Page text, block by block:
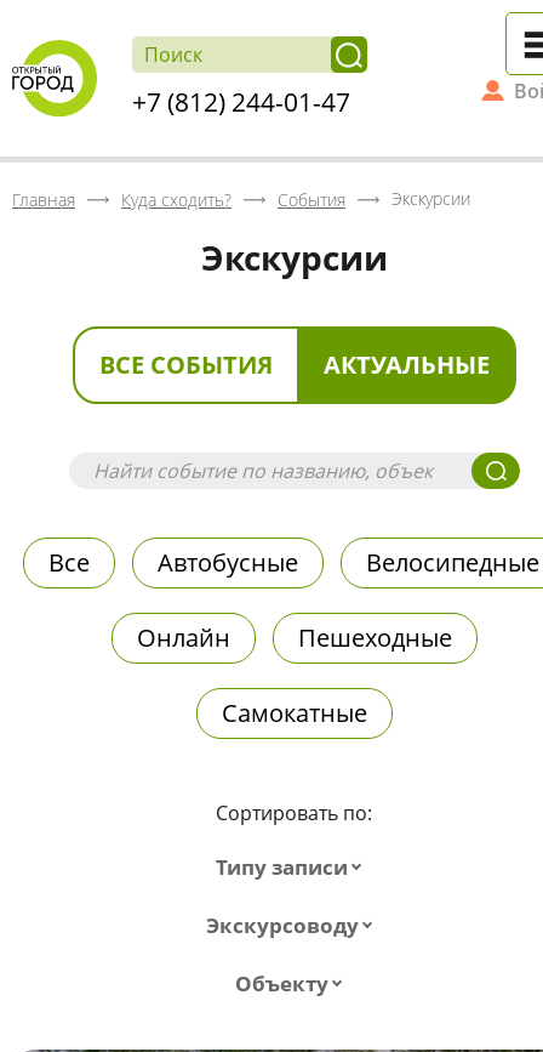
+7 (812) 244-01-47
Главная Куда сходить? События Экскурсии
Экскурсии
ВСЕ СОБЫТИЯ АКТУАЛЬНЫЕ
Все Автобусные Велосипедные
Онлайн Пешеходные
Самокатные
Сортировать по:
Типу записи
Экскурсоводу
Объекту